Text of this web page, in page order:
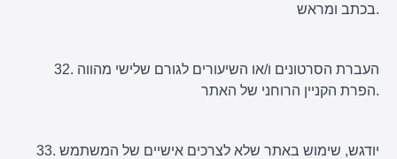
בכתב ומראש.
32. העברת הסרטונים ו/או השיעורים לגורם שלישי מהווה
הפרת הקניין הרוחני של האתר.
33. יודגש, שימוש באתר שלא לצרכים אישיים של המשתמש